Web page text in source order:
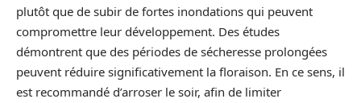
plutôt que de subir de fortes inondations qui peuvent
compromettre leur développement. Des études
démontrent que des périodes de sécheresse prolongées
peuvent réduire significativement la floraison. En ce sens, il
est recommandé d’arroser le soir, afin de limiter